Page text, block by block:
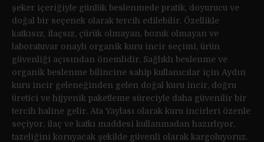
şeker içeriğiyle günlük beslenmede pratik, doyurucu ve
doğal bir seçenek olarak tercih edilebilir. Özellikle
katkısız, ilaçsız, çürük olmayan, bozuk olmayan ve
laboratuvar onaylı organik kuru incir seçimi, ürün
güvenliği açısından önemlidir. Sağlıklı beslenme ve
organik beslenme bilincine sahip kullanıcılar için Aydın
kuru incir geleneğinden gelen doğal kuru incir, doğru
üretici ve hijyenik paketleme süreciyle daha güvenilir bir
tercih haline gelir. Ata Yaylası olarak kuru incirleri özenle
seçiyor, ilaç ve katkı maddesi kullanmadan hazırlıyor,
tazeliğini koruyacak şekilde güvenli olarak kargoluyoruz.